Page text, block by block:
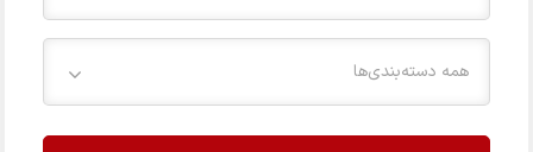
همه دسته‌بندی‌ها